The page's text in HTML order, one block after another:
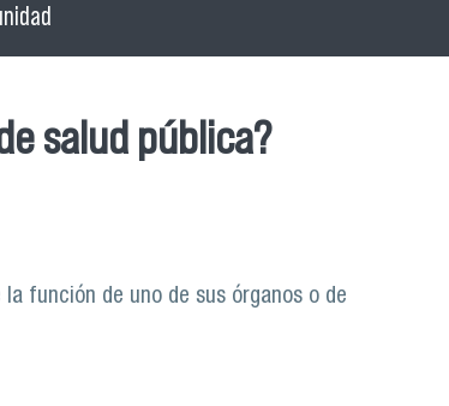
salud pública?
función de uno de sus órganos o de